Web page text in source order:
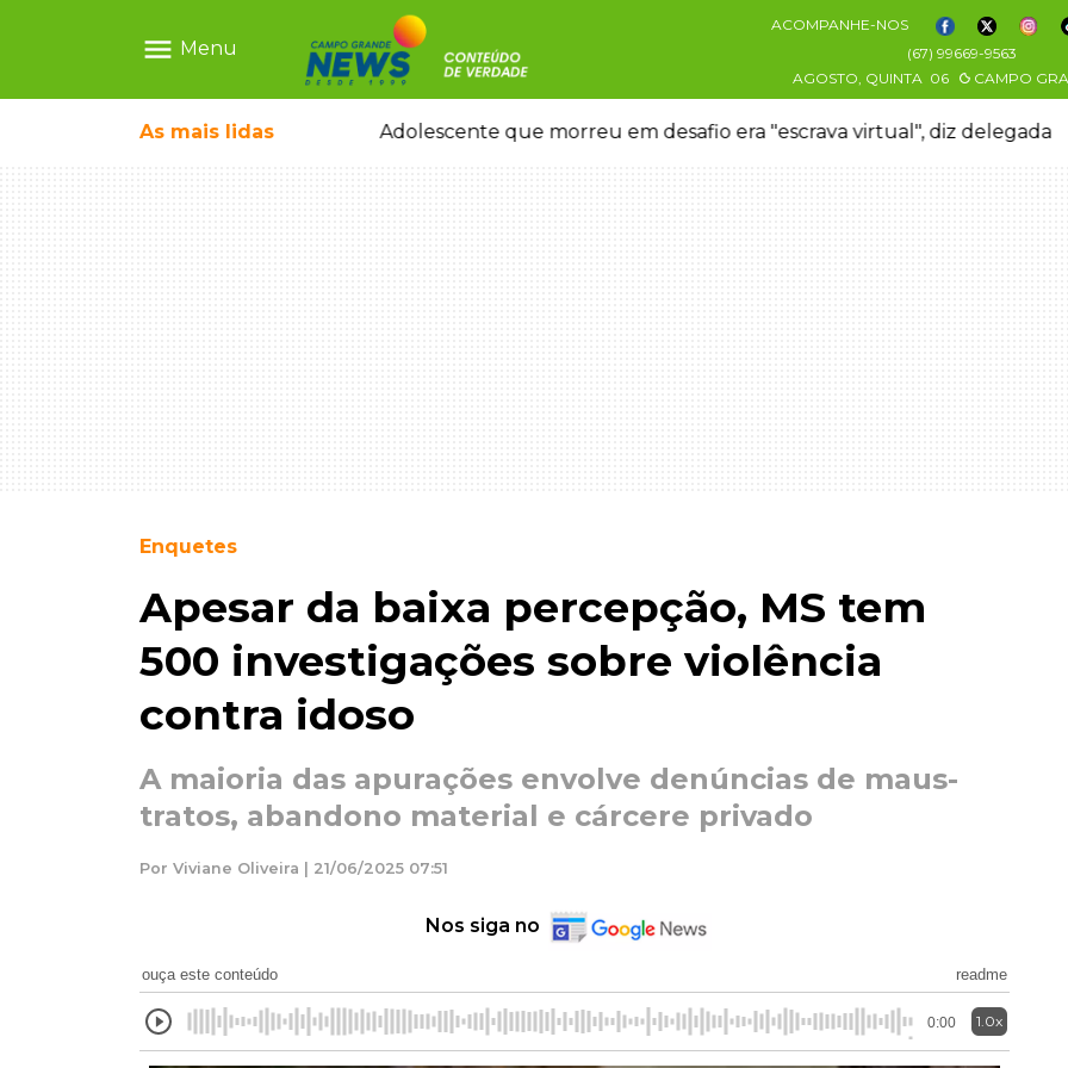
menu Menu
ACOMPANHE-NOS
(67) 99669-9563
AGOSTO, QUINTA 06 CAMPO
As mais lidas
mercado ilegal de emagrecedores Adolescente que morreu em desafio era "escrava virtual", diz delegada
Enquetes
Apesar da baixa percepção, MS tem
500 investigações sobre violência
contra idoso
A maioria das apurações envolve denúncias de maus-
tratos, abandono material e cárcere privado
Por Viviane Oliveira | 21/06/2025 07:51
Nos siga no
ouça este conteúdo readme
0:00 1.0x